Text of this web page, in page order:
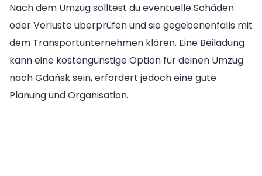
Nach dem Umzug solltest du eventuelle Schäden
oder Verluste überprüfen und sie gegebenenfalls mit
dem Transportunternehmen klären. Eine Beiladung
kann eine kostengünstige Option für deinen Umzug
nach Gdańsk sein, erfordert jedoch eine gute
Planung und Organisation.